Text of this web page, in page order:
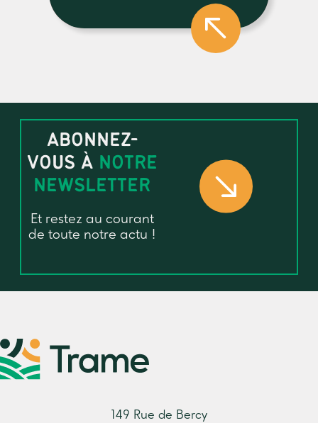
ABONNEZ-
VOUS À NOTRE
NEWSLETTER
Et restez au courant
de toute notre actu !
149 Rue de Bercy